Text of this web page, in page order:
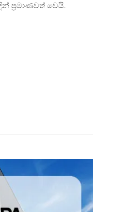
ප්‍රමාණවත් වෙයි.